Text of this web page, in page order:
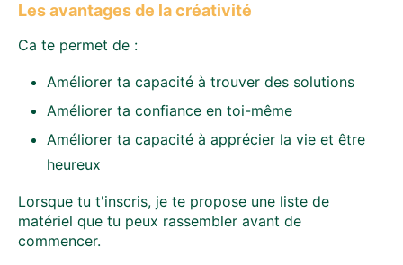
Les avantages de la créativité
Ca te permet de :
Améliorer ta capacité à trouver des solutions
Améliorer ta confiance en toi-même
Améliorer ta capacité à apprécier la vie et être
heureux
Lorsque tu t'inscris, je te propose une liste de
matériel que tu peux rassembler avant de
commencer.